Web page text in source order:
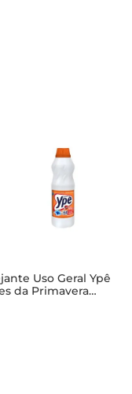
Uso Geral Ypê
da Primavera